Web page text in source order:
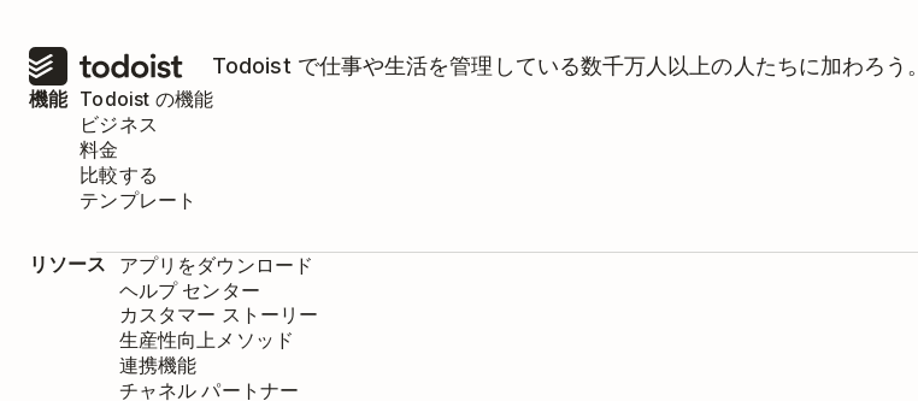
Todoist で仕事や生活を管理している数千万人以上の人たちに加わろう。
機能 Todoist の機能
ビジネス
料金
比較する
テンプレート
リソース
アプリをダウンロード
ヘルプ センター
カスタマー ストーリー
生産性向上メソッド
連携機能
チャネル パートナー